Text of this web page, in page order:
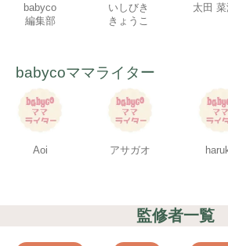
babyco
編集部
いしびき
きょうこ
太田
babycoママライター
Aoi アサガオ
監修者一覧